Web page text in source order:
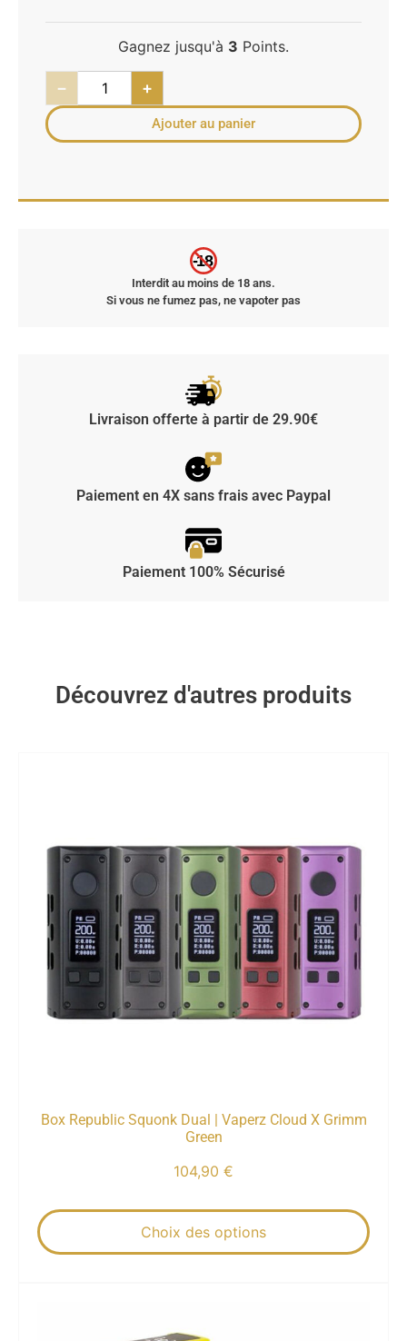
Gagnez jusqu'à 3 Points.
− +
Ajouter au panier
-18
Interdit au moins de 18 ans.
Si vous ne fumez pas, ne vapoter pas
Livraison offerte à partir de 29.90€
Paiement en 4X sans frais avec Paypal
Paiement 100% Sécurisé
Découvrez d'autres produits
Box Republic Squonk Dual | Vaperz Cloud X Grimm
Green
104,90 €
Choix des options